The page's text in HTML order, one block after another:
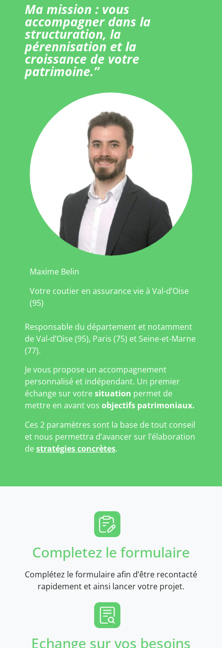
Ma mission : vous
accompagner dans la
structuration, la
pérennisation et la
croissance de votre
patrimoine.”
Maxime Belin
Votre coutier en assurance vie à Val-d’Oise
(95)
Responsable du département et notamment
de Val-d’Oise (95), Paris (75) et Seine-et-Marne
(77).
Je vous propose un accompagnement
personnalisé et indépendant. Un premier
échange sur votresituation permet de
mettre en avant vos objectifs patrimoniaux.
Ces 2 paramètres sont la base de tout conseil
et nous permettra d’avancer sur l’élaboration
destratégies concrètes.
Completez le formulaire
Complétez le formulaire afin d’être recontacté
rapidement et ainsi lancer votre projet.
Echange sur vos besoins